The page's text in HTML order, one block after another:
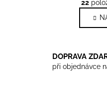
22
DOPRAVA
při objednávce